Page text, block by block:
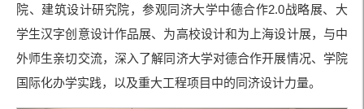
院、建筑设计研究院，参观同济大学中德合作2.0战略展、大
学生汉字创意设计作品展、为高校设计和为上海设计展，与中
外师生亲切交流，深入了解同济大学对德合作开展情况、学院
国际化办学实践，以及重大工程项目中的同济设计力量。